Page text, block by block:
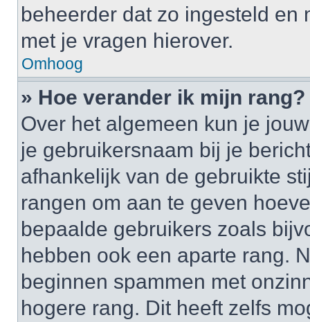
beheerder dat zo ingesteld en
met je vragen hierover.
Omhoog
» Hoe verander ik mijn rang?
Over het algemeen kun je
je gebruikersnaam bij je
afhankelijk van de gebruikte
rangen om aan te geven
bepaalde gebruikers zoals
hebben ook een aparte rang.
beginnen spammen met
hogere rang. Dit heeft zelfs